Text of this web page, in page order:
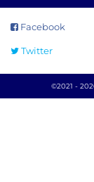
Facebook
Twitter
©2021 -